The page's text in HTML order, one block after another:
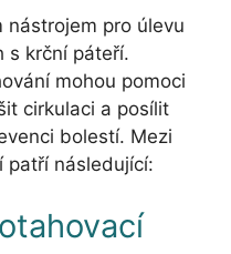
nástrojem pro úlevu
s krční páteří.
mohou pomoci
cirkulaci a posílit
bolestí. Mezi
patří následující: